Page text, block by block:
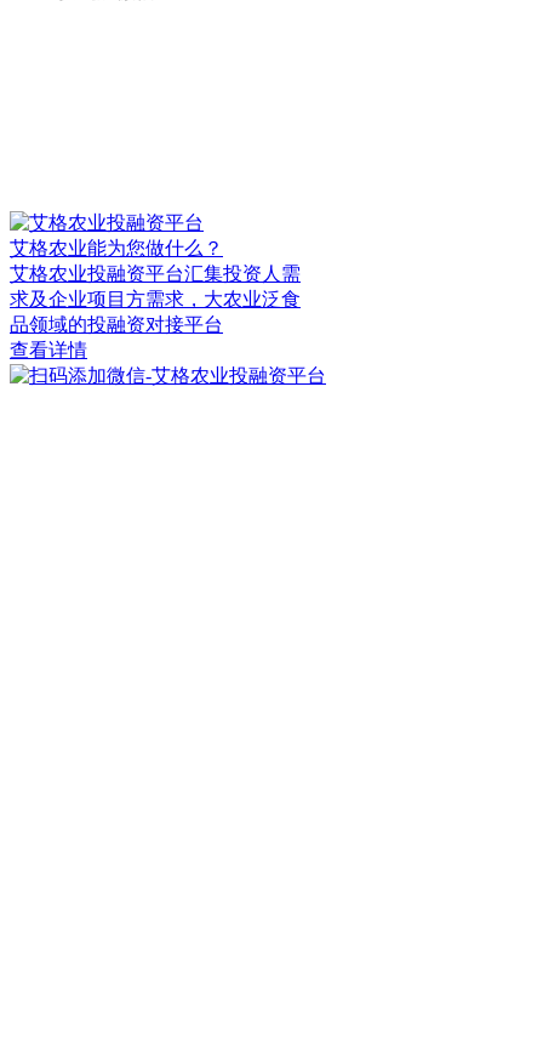
艾格农业能为您做什么？
艾格农业投融资平台汇集投资人需
求及企业项目方需求，大农业泛食
品领域的投融资对接平台
查看详情